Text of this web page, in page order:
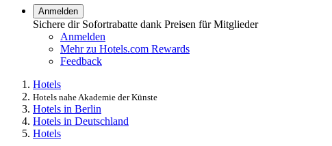
Anmelden
Sichere dir Sofortrabatte dank Preisen für Mitglieder
Anmelden
Mehr zu Hotels.com Rewards
Feedback
Hotels
Hotels nahe Akademie der Künste
Hotels in Berlin
Hotels in Deutschland
Hotels